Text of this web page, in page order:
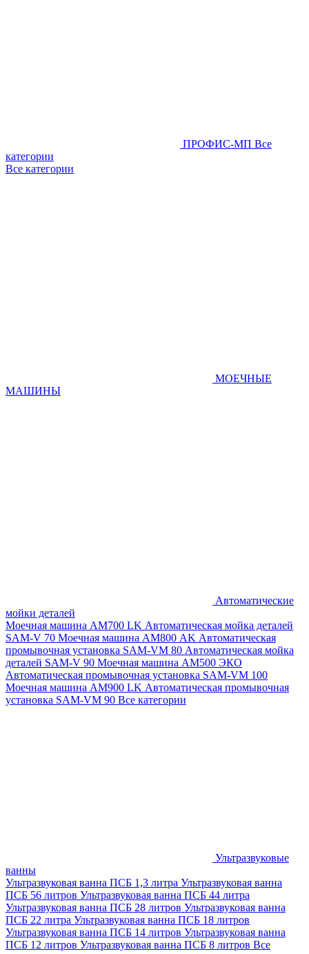
ПРОФИС-МП Все
категории
Все категории
МОЕЧНЫЕ
МАШИНЫ
Автоматические
мойки деталей
Моечная машина AM700 LK Автоматическая мойка деталей
SAM-V 70 Моечная машина АМ800 AK Автоматическая
промывочная установка SAM-VM 80 Автоматическая мойка
деталей SAM-V 90 Моечная машина АМ500 ЭКО
Автоматическая промывочная установка SAM-VM 100
Моечная машина AM900 LK Автоматическая промывочная
установка SAM-VM 90 Все категории
Ультразвуковые
ванны
Ультразвуковая ванна ПСБ 1,3 литра Ультразвуковая ванна
ПСБ 56 литров Ультразвуковая ванна ПСБ 44 литра
Ультразвуковая ванна ПСБ 28 литров Ультразвуковая ванна
ПСБ 22 литра Ультразвуковая ванна ПСБ 18 литров
Ультразвуковая ванна ПСБ 14 литров Ультразвуковая ванна
ПСБ 12 литров Ультразвуковая ванна ПСБ 8 литров Все